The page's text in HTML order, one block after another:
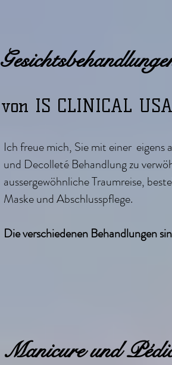
von IS CLINICAL USA
Ich freue mich, Sie mit einer
und Decolleté Behandlung zu
aussergewöhnliche Traumreise,
Maske und Abschlusspflege.
Die verschiedenen Behandlungen
Manicure und